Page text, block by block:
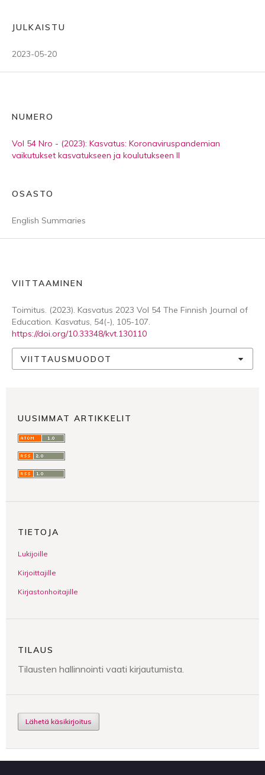
JULKAISTU
2023-05-20
NUMERO
Vol 54 Nro - (2023): Kasvatus: Koronaviruspandemian
vaikutukset kasvatukseen ja koulutukseen II
OSASTO
English Summaries
VIITTAAMINEN
Toimitus. (2023). Kasvatus 2023 Vol 54 The Finnish Journal of
Education. Kasvatus, 54(-), 105-107.
https://doi.org/10.33348/kvt.130110
VIITTAUSMUODOT
UUSIMMAT ARTIKKELIT
TIETOJA
Lukijoille
Kirjoittajille
Kirjastonhoitajille
TILAUS
Tilausten hallinnointi vaati kirjautumista.
Lähetä käsikirjoitus